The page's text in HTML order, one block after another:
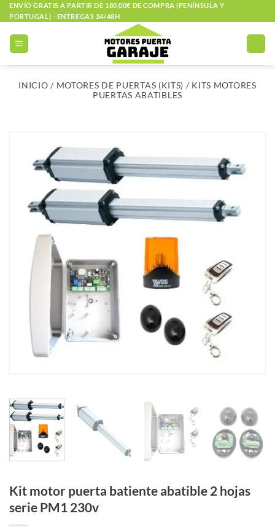
Saltar
al
contenido
ENVÍO GRATIS A PARTIR DE 180,00€ DE COMPRA (PENÍNSULA Y
PORTUGAL) - ENTREGAS 24/48H
INICIO / MOTORES DE PUERTAS (KITS) / KITS MOTORES
PUERTAS ABATIBLES
Kit motor puerta batiente abatible 2 hojas
serie PM1 230v